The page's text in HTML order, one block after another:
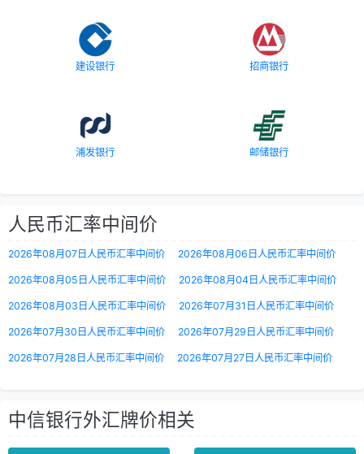
建设银行 招商银行
浦发银行 邮储银行
人民币汇率中间价
2026年08月07日人民币汇率中间价 2026年08月06日人民币汇率中间价
2026年08月05日人民币汇率中间价 2026年08月04日人民币汇率中间价
2026年08月03日人民币汇率中间价 2026年07月31日人民币汇率中间价
2026年07月30日人民币汇率中间价 2026年07月29日人民币汇率中间价
2026年07月28日人民币汇率中间价 2026年07月27日人民币汇率中间价
中信银行外汇牌价相关